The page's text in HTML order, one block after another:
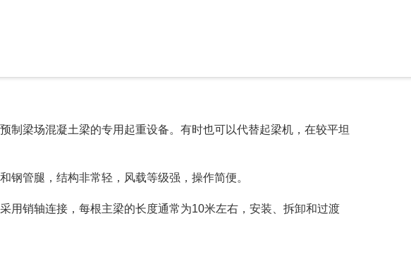
制梁场混凝土梁的专用起重设备。有时也可以代替起梁机，在较平坦
钢管腿，结构非常轻，风载等级强，操作简便。
用销轴连接，每根主梁的长度通常为10米左右，安装、拆卸和过渡